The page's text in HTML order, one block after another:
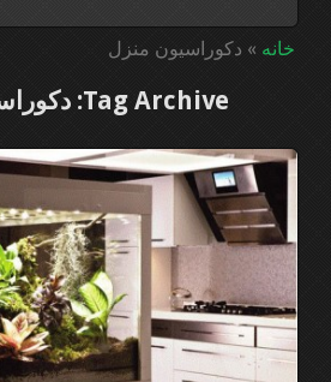
خانه » دکوراسیون منزل
Tag Archive: دکوراسیون منزل